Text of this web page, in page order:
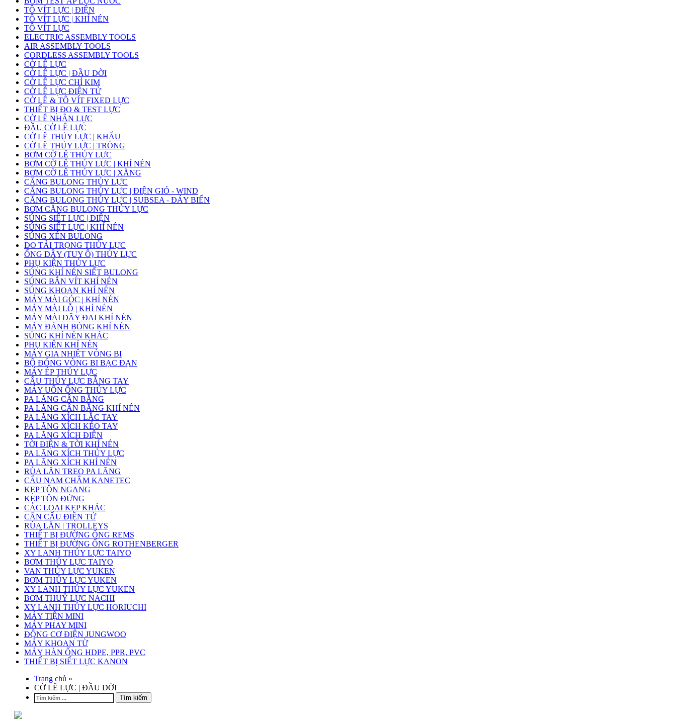
TÔ VÍT LỰC | ĐIỆN
TÔ VÍT LỰC | KHÍ NÉN
TÔ VÍT LỰC
ELECTRIC ASSEMBLY TOOLS
AIR ASSEMBLY TOOLS
CORDLESS ASSEMBLY TOOLS
CỜ LÊ LỰC
CỜ LÊ LỰC | ĐẦU DỜI
CỜ LÊ LỰC CHỈ KIM
CỜ LÊ LỰC ĐIỆN TỬ
CỜ LÊ & TÔ VÍT FIXED LỰC
THIẾT BỊ ĐO & TEST LỰC
CỜ LÊ NHÂN LỰC
ĐẦU CỜ LÊ LỰC
CỜ LÊ THỦY LỰC | KHẨU
CỜ LÊ THỦY LỰC | TRÒNG
BƠM CỜ LÊ THỦY LỰC
BƠM CỜ LÊ THỦY LỰC | KHÍ NÉN
BƠM CỜ LÊ THỦY LỰC | XĂNG
CĂNG BULONG THỦY LỰC
CĂNG BULONG THỦY LỰC | ĐIỆN GIÓ - WIND
CĂNG BULONG THỦY LỰC | SUBSEA - ĐÁY BIỂN
BƠM CĂNG BULONG THỦY LỰC
SÚNG SIẾT LỰC | ĐIỆN
SÚNG SIẾT LỰC | KHÍ NÉN
SÚNG XÉN BULONG
ĐO TẢI TRỌNG THỦY LỰC
ỐNG DÂY (TUY Ô) THỦY LỰC
PHỤ KIỆN THỦY LỰC
SÚNG KHÍ NÉN SIẾT BULONG
SÚNG BẮN VÍT KHÍ NÉN
SÚNG KHOAN KHÍ NÉN
MÁY MÀI GÓC | KHÍ NÉN
MÁY MÀI LỖ | KHÍ NÉN
MÁY MÀI DÂY ĐAI KHÍ NÉN
MÁY ĐÁNH BÓNG KHÍ NÉN
SÚNG KHÍ NÉN KHÁC
PHỤ KIỆN KHÍ NÉN
MÁY GIA NHIỆT VÒNG BI
BỘ ĐÓNG VÒNG BI BẠC ĐẠN
MÁY ÉP THỦY LỰC
CẨU THỦY LỰC BẰNG TAY
MÁY UỐN ỐNG THỦY LỰC
PA LĂNG CÂN BẰNG
PA LĂNG CÂN BẰNG KHÍ NÉN
PA LĂNG XÍCH LẮC TAY
PA LĂNG XÍCH KÉO TAY
PA LĂNG XÍCH ĐIỆN
TỜI ĐIỆN & TỜI KHÍ NÉN
PA LĂNG XÍCH THỦY LỰC
PA LĂNG XÍCH KHÍ NÉN
RÙA LĂN TREO PA LĂNG
CẨU NAM CHÂM KANETEC
KẸP TÔN NGANG
KẸP TÔN ĐỨNG
CÁC LOẠI KẸP KHÁC
CÂN CẨU ĐIỆN TỬ
RÙA LĂN | TROLLEYS
THIẾT BỊ ĐƯỜNG ỐNG REMS
THIẾT BỊ ĐƯỜNG ỐNG ROTHENBERGER
XY LANH THỦY LỰC TAIYO
BƠM THỦY LỰC TAIYO
VAN THỦY LỰC YUKEN
BƠM THỦY LỰC YUKEN
XY LANH THỦY LỰC YUKEN
BƠM THUỶ LỰC NACHI
XY LANH THỦY LỰC HORIUCHI
MÁY TIỆN MINI
MÁY PHAY MINI
ĐỘNG CƠ ĐIỆN JUNGWOO
MÁY KHOAN TỪ
MÁY HÀN ỐNG HDPE, PPR, PVC
THIẾT BỊ SIẾT LỰC KANON
Trang chủ »
CỜ LÊ LỰC | ĐẦU DỜI
Tìm kiếm